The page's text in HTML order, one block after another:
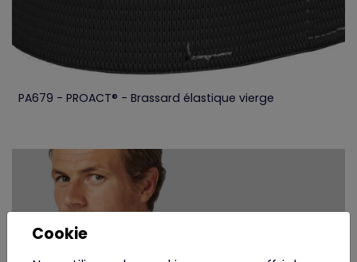
PA679 - PROACT® - Brassard élastique vierge
Cookie